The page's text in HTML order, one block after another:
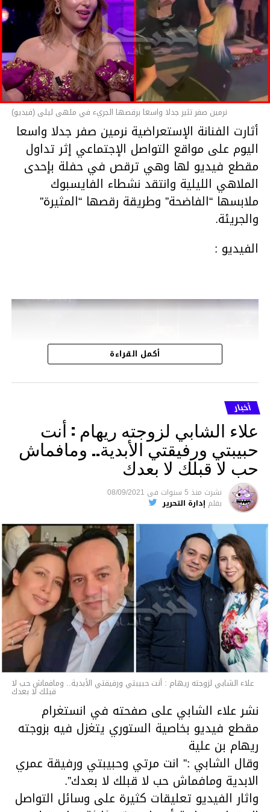
00:00
06:25
نرمين صفر تثير جدلا واسعا برقصها الجريء في ملهى ليلى (فيديو)
أثارت الفنانة الإستعراضية نرمين صفر جدلا واسعا
اليوم على مواقع التواصل الإجتماعي إثر تداول
مقطع فيديو لها وهي ترقص في حفلة بإحدى
الملاهي الليلية وانتقد نشطاء الفايسبوك
ملابسها “الفاضحة” وطريقة رقصها “المثيرة”
والجريئة.
الفيديو :
مشغل
00:00
00:41
متابعة
قسم الاخبـار
أكمل القراءة
أخبار
علاء الشابي لزوجته ريهام : أنت
حبيبتي ورفيقتي الأبدية.. ومافماش
حب لا قبلك لا بعدك
نشرت منذ 5 سنوات فى 08/09/2021
بقلم إدارة التحرير
علاء الشابي لزوجته ريهام : أنت حبيبتي ورفيقتي الأبدية.. ومافماش حب لا
قبلك لا بعدك
نشر علاء الشابي على صفحته في انستغرام
مقطع فيديو بخاصية الستوري يتغزل فيه بزوجته
ريهام بن علية
وقال الشابي :” انت مرتي وحبيبتي ورفيقة عمري
الابدية ومافماش حب لا قبلك لا بعدك”.
واثار الفيديو تعليقات كثيرة على وسائل التواصل